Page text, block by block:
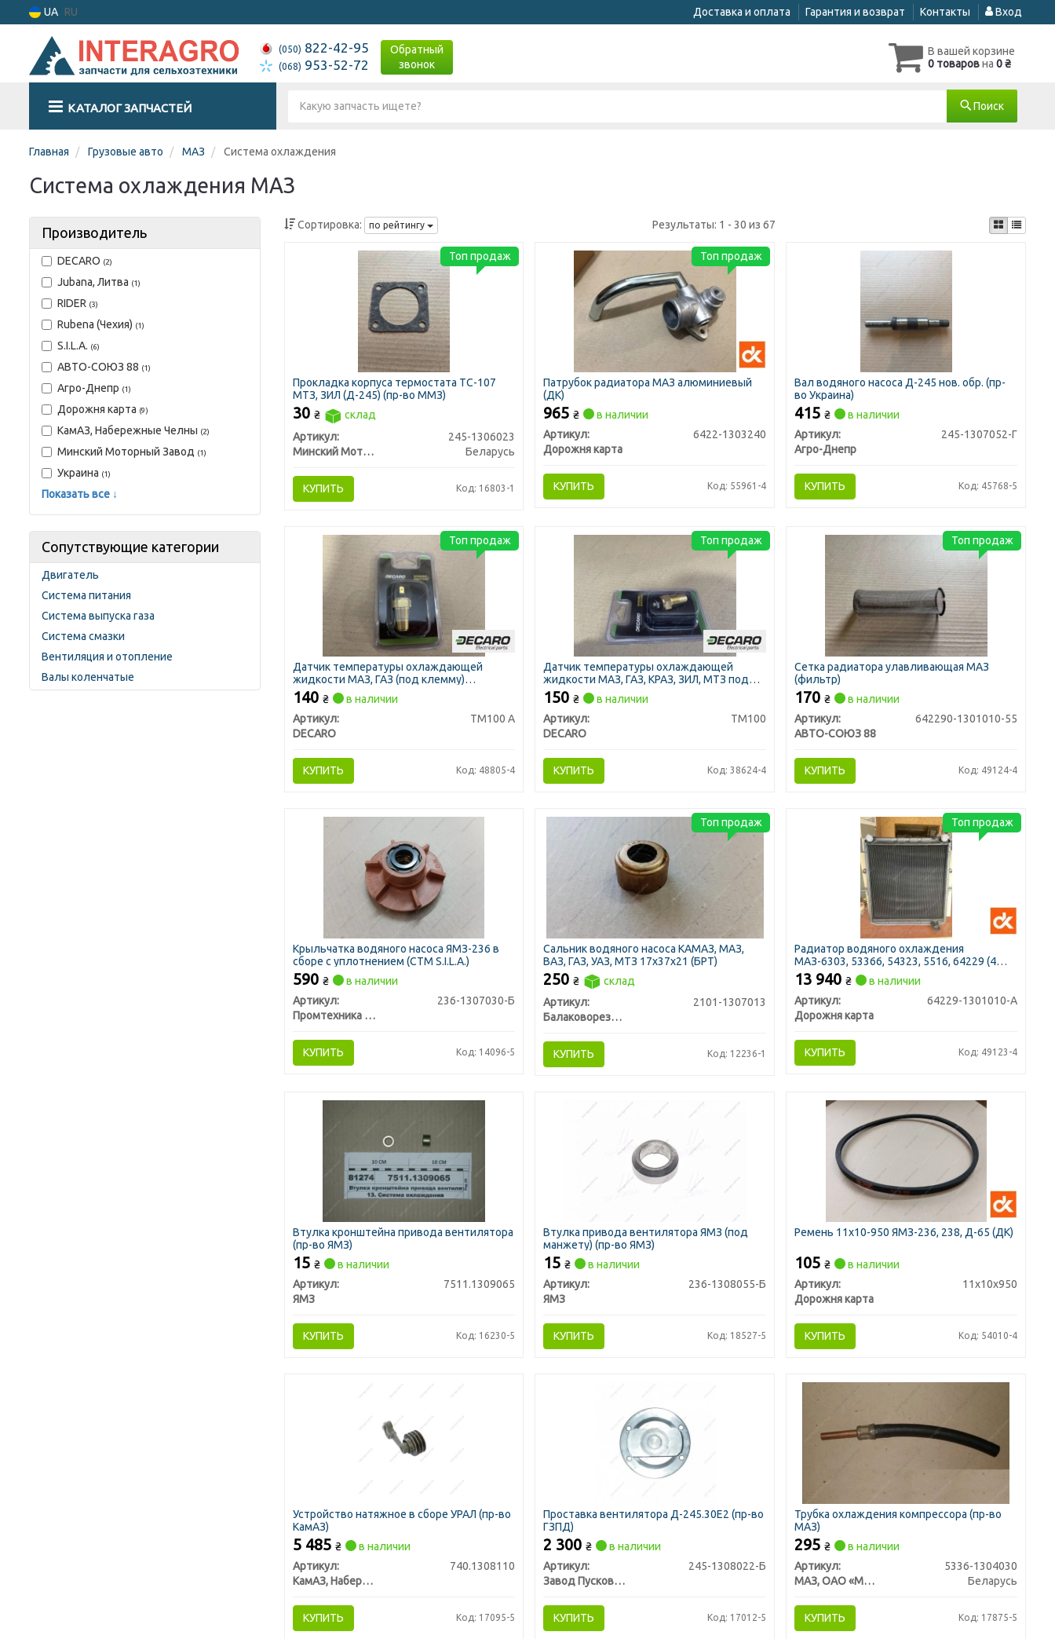
UA RU Доставка и оплата Гарантия и возврат Контакты Вход
(050) 822-42-95
(068) 953-52-72
Обратный
звонок
В вашей корзине
0 товаровна 0 ₴
КАТАЛОГ ЗАПЧАСТЕЙ Поиск
Главная Грузовые авто МАЗ Система охлаждения
Система охлаждения МАЗ
Производитель
DECARO (2)
Jubana, Литва (1)
RIDER (3)
Rubena (Чехия) (1)
S.I.L.A. (6)
АВТО-СОЮЗ 88 (1)
Агро-Днепр (1)
Дорожня карта (9)
КамАЗ, Набережные Челны (2)
Минский Моторный Завод (1)
Украина (1)
Показать все ↓
Сопутствующие категории
Двигатель
Система питания
Система выпуска газа
Система смазки
Вентиляция и отопление
Валы коленчатые
Сортировка: по рейтингу Результаты: 1 - 30 из 67
Прокладка корпуса термостата ТС-107
МТЗ, ЗИЛ (Д-245) (пр-во ММЗ)
30 ₴
склад
Артикул:
245-1306023
Минский Моторный Завод
Беларусь
КУПИТЬ Код: 16803-1
Топ продаж
Патрубок радиатора МАЗ алюминиевый
(ДК)
965₴
в наличии
Артикул:
6422-1303240
Дорожня карта
КУПИТЬ Код: 55961-4
Топ продаж
Вал водяного насоса Д-245 нов. обр. (пр-
во Украина)
415₴
в наличии
Артикул:
245-1307052-Г
Агро-Днепр
КУПИТЬ Код: 45768-5
Датчик температуры охлаждающей
жидкости МАЗ, ГАЗ (под клемму)
(DECARO)
140 ₴
в наличии
Артикул:
ТМ100 А
DECARO
КУПИТЬ Код: 48805-4
Топ продаж
Датчик температуры охлаждающей
жидкости МАЗ, ГАЗ, КРАЗ, ЗИЛ, МТЗ под
болт (DECARO)
150₴
в наличии
Артикул:
ТМ100
DECARO
КУПИТЬ Код: 38624-4
Топ продаж
Сетка радиатора улавливающая МАЗ
(фильтр)
170₴
в наличии
Артикул:
642290-1301010-55
АВТО-СОЮЗ 88
КУПИТЬ Код: 49124-4
Топ продаж
Крыльчатка водяного насоса ЯМЗ-236 в
сборе с уплотнением (СТМ S.I.L.A.)
590 ₴
в наличии
Артикул:
236-1307030-Б
Промтехника ООО, Украина
КУПИТЬ Код: 14096-5
Сальник водяного насоса КАМАЗ, МАЗ,
ВАЗ, ГАЗ, УАЗ, МТЗ 17х37х21 (БРТ)
250₴
склад
Артикул:
2101-1307013
Балаковорезинотехника ОАО
КУПИТЬ Код: 12236-1
Топ продаж
Радиатор водяного охлаждения
МАЗ-6303, 53366, 54323, 5516, 64229 (4
рядный) (ДК)
13 940₴
в наличии
Артикул:
64229-1301010-А
Дорожня карта
КУПИТЬ Код: 49123-4
Топ продаж
Втулка кронштейна привода вентилятора
(пр-во ЯМЗ)
15 ₴
в наличии
Артикул:
7511.1309065
ЯМЗ
КУПИТЬ Код: 16230-5
Втулка привода вентилятора ЯМЗ (под
манжету) (пр-во ЯМЗ)
15₴
в наличии
Артикул:
236-1308055-Б
ЯМЗ
КУПИТЬ Код: 18527-5
Ремень 11х10-950 ЯМЗ-236, 238, Д-65 (ДК)
105₴
в наличии
Артикул:
11х10х950
Дорожня карта
КУПИТЬ Код: 54010-4
Устройство натяжное в сборе УРАЛ (пр-во
КамАЗ)
5 485 ₴
в наличии
Артикул:
740.1308110
КамАЗ, Набережные Челны
КУПИТЬ Код: 17095-5
Проставка вентилятора Д-245.30Е2 (пр-во
ГЗПД)
2 300₴
в наличии
Артикул:
245-1308022-Б
Завод Пусковых Двигателей, г. Гомель
КУПИТЬ Код: 17012-5
Трубка охлаждения компрессора (пр-во
МАЗ)
295₴
в наличии
Артикул:
5336-1304030
МАЗ, ОАО «Минский автомобильный завод»
Беларусь
КУПИТЬ Код: 17875-5